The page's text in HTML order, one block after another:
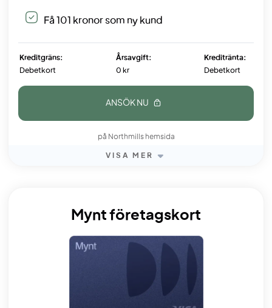
Få 101 kronor som ny kund
Kreditgräns:
Debetkort
Årsavgift:
0 kr
Kreditränta:
Debetkort
ANSÖK NU
på Northmills hemsida
VISA MER
Mynt företagskort